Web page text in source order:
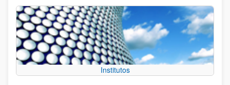
Institutos